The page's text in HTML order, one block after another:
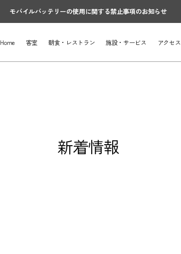
モバイルバッテリーの使用に関する禁止事項のお知らせ
Home 客室 朝食・レストラン 施設・サービス アクセス
新着情報